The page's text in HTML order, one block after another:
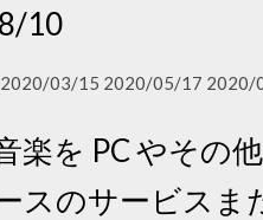
10
03/15 2020/05/17 2020/
楽を PC やその
スのサービスま